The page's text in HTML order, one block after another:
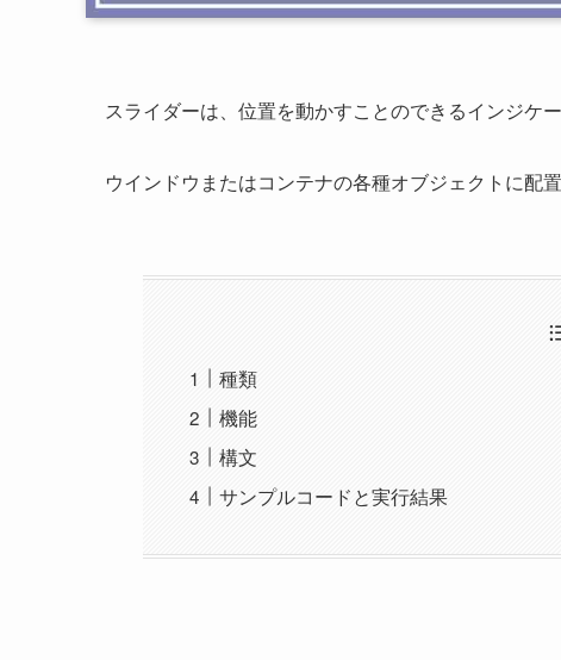
スライダーは、位置を動かすことのできるインジケ
ウインドウまたはコンテナの各種オブジェクトに配置
種類
機能
構文
サンプルコードと実行結果